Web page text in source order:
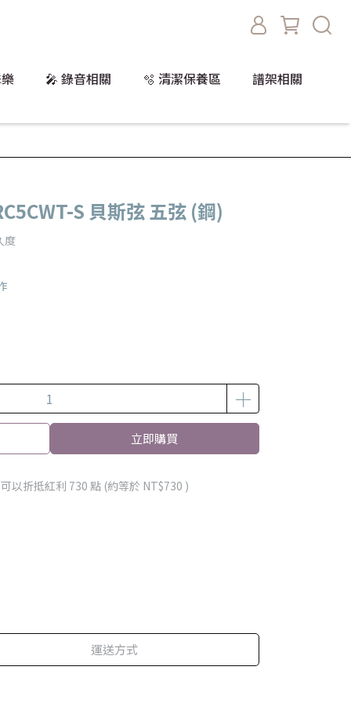
🎤 錄音相關 🫧 清潔保養區
譜架相關
S 貝斯弦 五弦 (鋼)
度
立即購買
以折抵紅利 730 點 (約等於 NT$730 )
運送方式